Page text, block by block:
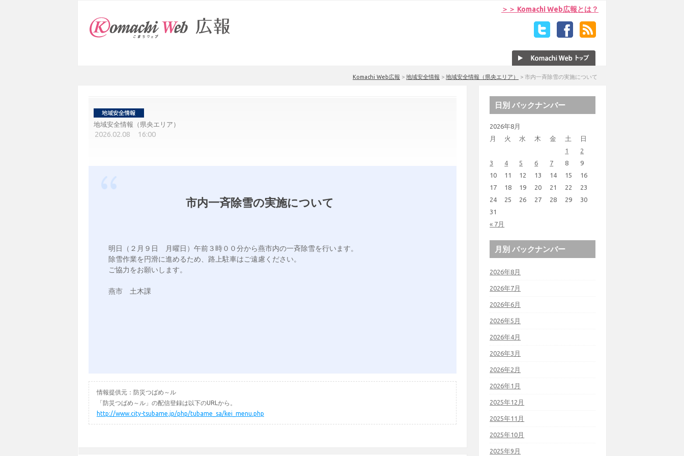
＞＞ Komachi Web広報とは？
Komachi Web広報 > 地域安全情報 > 地域安全情報（県央エリア） > 市内一斉除雪の実施について
地域安全情報（県央エリア）
2026.02.08 16:00
市内一斉除雪の実施について
明日（２月９日　月曜日）午前３時００分から燕市内の一斉除雪を行います。
除雪作業を円滑に進めるため、路上駐車はご遠慮ください。
ご協力をお願いします。
燕市　土木課
情報提供元：防災つばめ～ル
「防災つばめ～ル」の配信登録は以下のURLから。
http://www.city-tsubame.jp/php/tubame_sa/kei_menu.php
日別 バックナンバー
2026年8月
月
火 水 木 金 土 日
« 7月
1
2
3
4 5 6 7 8
9
10
11 12 13 14 15
16
17
18 19 20 21 22
23
24
25 26 27 28 29
30
31
月別 バックナンバー
2026年8月
2026年7月
2026年6月
2026年5月
2026年4月
2026年3月
2026年2月
2026年1月
2025年12月
2025年11月
2025年10月
2025年9月